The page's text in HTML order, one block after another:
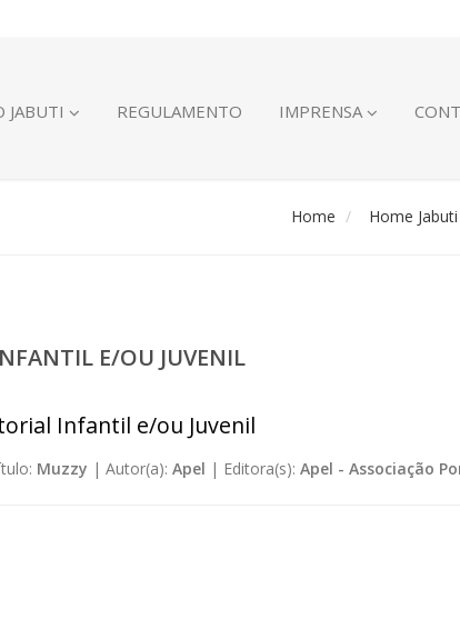
JABUTI REGULAMENTO IMPRENSA
Home Home Jabuti
E/OU JUVENIL
Infantil e/ou Juvenil
Muzzy | Autor(a): Apel | Editora(s): Apel - Associação